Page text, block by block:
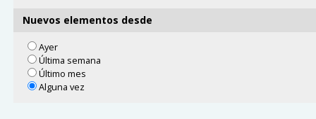
Nuevos elementos desde
Ayer
Última semana
Último mes
Alguna vez